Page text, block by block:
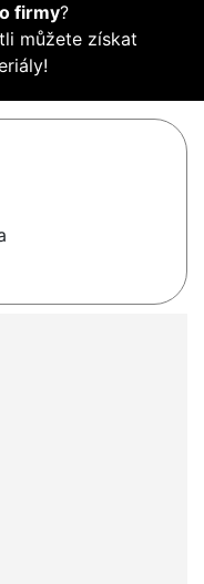
firmy?
můžete získat